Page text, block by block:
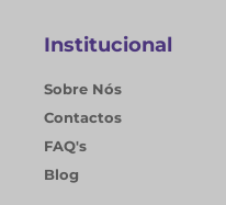
Institucional
Sobre Nós
Contactos
FAQ's
Blog